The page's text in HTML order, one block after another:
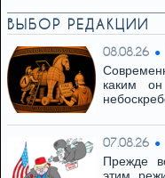
ВЫБОР РЕДАКЦИИ
08.08.26
каким
07.08.26
Прежде